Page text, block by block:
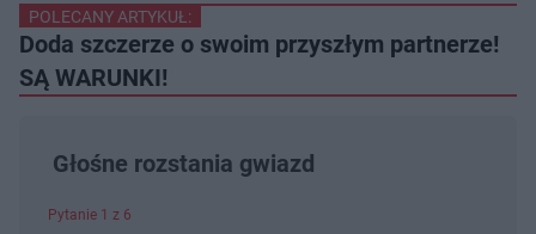
POLECANY ARTYKUŁ:
Doda szczerze o swoim przyszłym partnerze!
SĄ WARUNKI!
Głośne rozstania gwiazd
Pytanie 1 z 6